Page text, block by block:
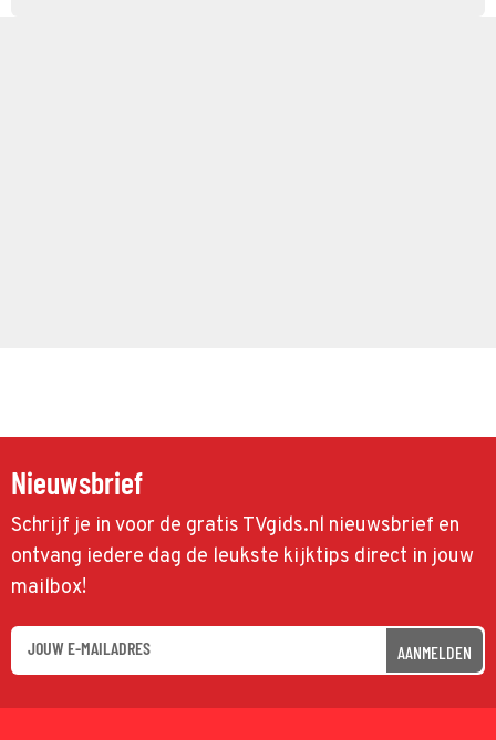
Nieuwsbrief
Schrijf je in voor de gratis TVgids.nl nieuwsbrief en
ontvang iedere dag de leukste kijktips direct in jouw
mailbox!
AANMELDEN